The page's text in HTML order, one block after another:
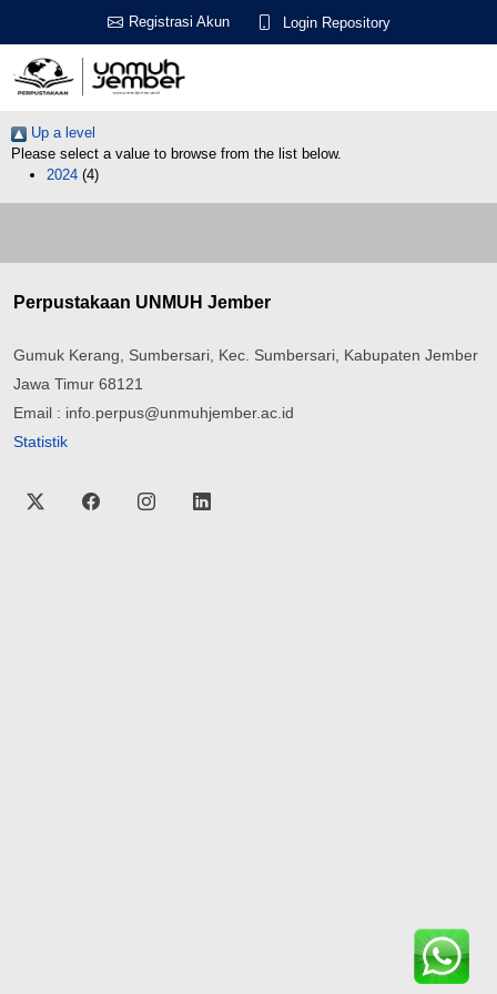
Registrasi Akun Login Repository
Up a level
Please select a value to browse from the list below.
2024 (4)
Perpustakaan UNMUH Jember
Gumuk Kerang, Sumbersari, Kec. Sumbersari, Kabupaten Jember
Jawa Timur 68121
Email : info.perpus@unmuhjember.ac.id
Statistik